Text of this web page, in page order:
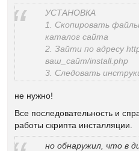
УСТАНОВКА
1. Скопировать
каталог сайта
2. Зайти по адресу
ваш_сайт/install.php
3. Следовать
не нужно!
Все последовательность и
работы скрипта инсталляции.
но обнаружил, что в